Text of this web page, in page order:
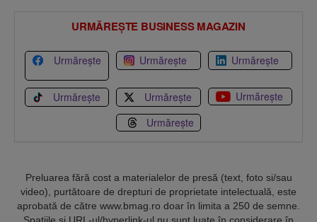
URMĂREȘTE BUSINESS MAGAZIN
Urmărește Urmărește Urmărește
Urmărește Urmărește
Urmărește
Urmărește
Preluarea fără cost a materialelor de presă (text, foto si/sau
video), purtătoare de drepturi de proprietate intelectuală, este
aprobată de către www.bmag.ro doar în limita a 250 de semne.